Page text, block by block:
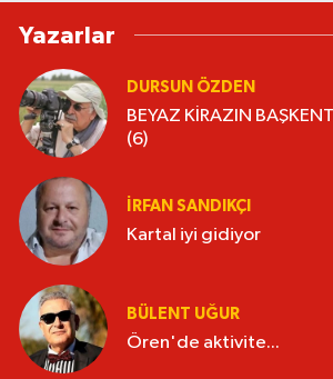
Yazarlar
DURSUN ÖZDEN
BEYAZ KİRAZIN BAŞKENTİ KONYA-EREĞLİ
(6)
İRFAN SANDIKÇI
Kartal iyi gidiyor
BÜLENT UĞUR
Ören'de aktivite...